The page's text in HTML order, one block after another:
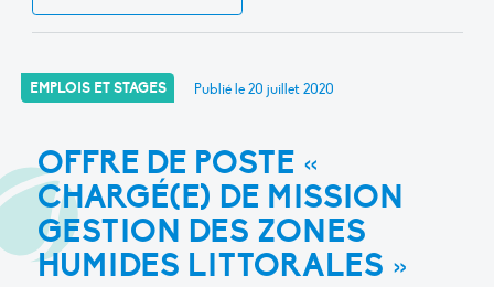
EMPLOIS ET STAGES Publié le20 juillet 2020
OFFRE DE POSTE «
CHARGÉ(E) DE MISSION
GESTION DES ZONES
HUMIDES LITTORALES »